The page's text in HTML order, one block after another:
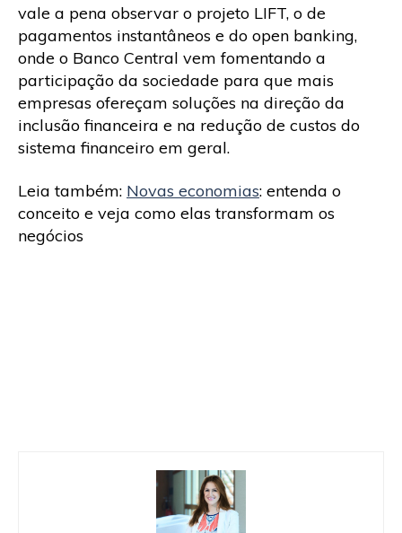
vale a pena observar o projeto LIFT, o de
pagamentos instantâneos e do open banking,
onde o Banco Central vem fomentando a
participação da sociedade para que mais
empresas ofereçam soluções na direção da
inclusão financeira e na redução de custos do
sistema financeiro em geral.
Leia também: Novas economias: entenda o
conceito e veja como elas transformam os
negócios